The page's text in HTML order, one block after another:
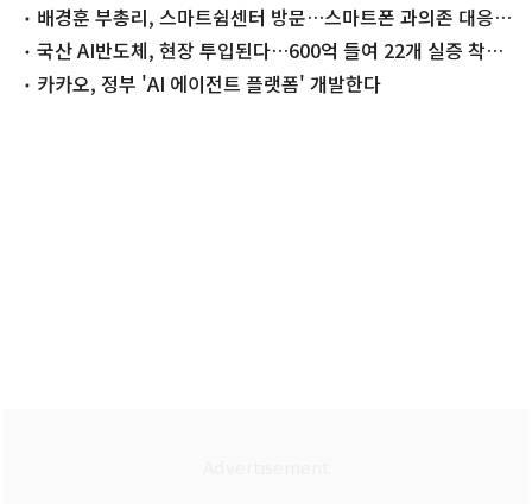
첫 발
배경훈 부총리, 스마트쉼센터 방문…스마트폰 과의존 대응
점검국산 AI반도체, 현장 투입된다…600억 들여 22개 실증 착수
(종합)
카카오, 정부 'AI 에이전트 플랫폼' 개발한다